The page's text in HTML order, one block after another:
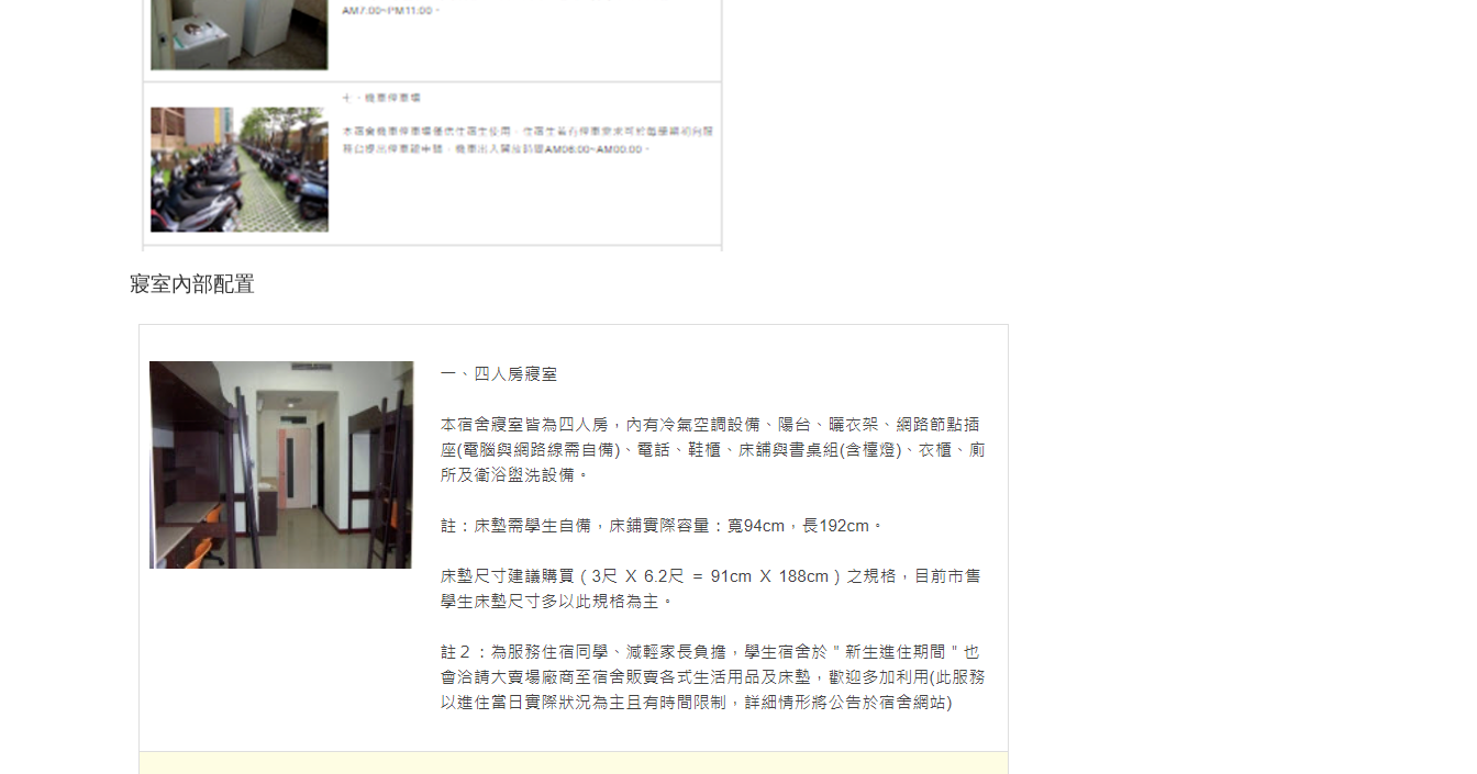
寢室內部配置